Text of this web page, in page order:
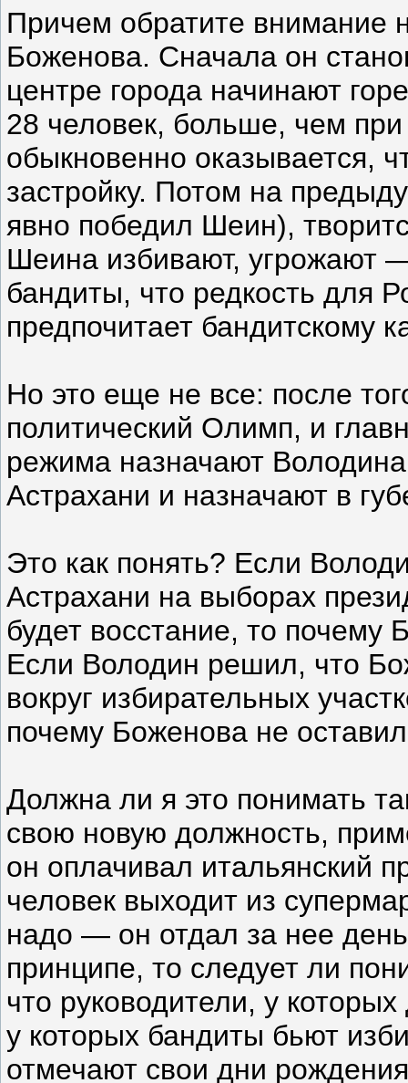
Причем обратите внимание
Боженова. Сначала он
центре города начинают
28 человек, больше, чем
обыкновенно оказывается,
застройку. Потом на
явно победил Шеин),
Шеина избивают, угрожают
бандиты, что редкость для
предпочитает бандитскому
Но это еще не все: после
политический Олимп, и
режима назначают
Астрахани и назначают в
Это как понять? Если
Астрахани на выборах
будет восстание, то
Если Володин решил, что
вокруг избирательных
почему Боженова не
Должна ли я это понимать
свою новую должность,
он оплачивал итальянский
человек выходит из
надо — он отдал за нее
принципе, то следует ли
что руководители, у
у которых бандиты бьют
отмечают свои дни